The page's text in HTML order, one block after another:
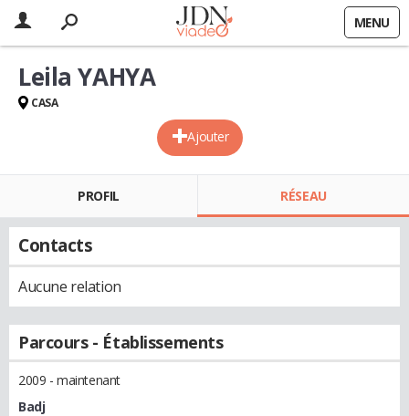
MENU
Ajouter
Leila YAHYA
CASA
PROFIL RÉSEAU
Contacts
Aucune relation
Parcours - Établissements
2009 - maintenant
Badj